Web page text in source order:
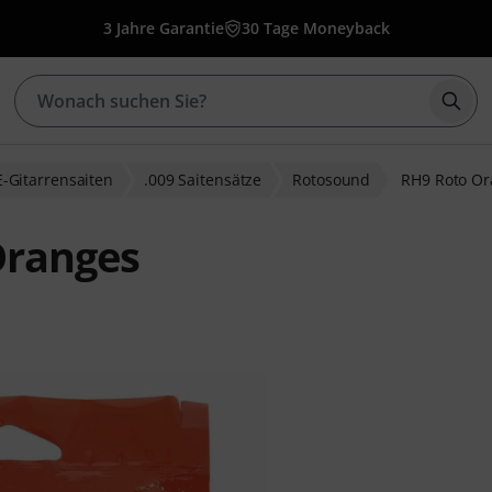
3 Jahre Garantie 30 Tage Moneyback
Gitarrensaiten .009 Saitensätze Rotosound RH9 Roto